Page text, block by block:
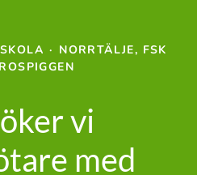
· NORRTÄLJE, FSK
vi
med